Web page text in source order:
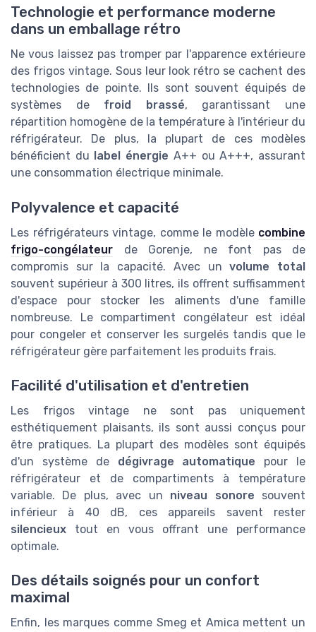
Technologie et performance moderne
dans un emballage rétro
Ne vous laissez pas tromper par l'apparence extérieure
des frigos vintage. Sous leur look rétro se cachent des
technologies de pointe. Ils sont souvent équipés de
systèmes de froid brassé, garantissant une
répartition homogène de la température à l'intérieur du
réfrigérateur. De plus, la plupart de ces modèles
bénéficient du
label énergie A++ ou A+++, assurant
une consommation électrique minimale.
Polyvalence et capacité
Les réfrigérateurs vintage, comme le modèle combine
frigo-congélateur de Gorenje, ne font pas de
compromis sur la capacité. Avec unvolume total
souvent supérieur à 300 litres, ils offrent suffisamment
d'espace pour stocker les aliments d'une famille
nombreuse. Le compartiment congélateur est idéal
pour congeler et conserver les surgelés tandis que le
réfrigérateur gère parfaitement les produits frais.
Facilité d'utilisation et d'entretien
Les frigos vintage ne sont pas uniquement
esthétiquement plaisants, ils sont aussi conçus pour
être pratiques. La plupart des modèles sont équipés
d'un système de dégivrage automatique pour le
réfrigérateur et de compartiments à température
variable. De plus, avec un niveau sonore souvent
inférieur à 40 dB, ces appareils savent rester
silencieux tout en vous offrant une performance
optimale.
Des détails soignés pour un confort
maximal
Enfin, les marques comme Smeg et Amica mettent un